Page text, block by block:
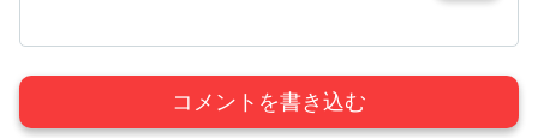
コメントを書き込む